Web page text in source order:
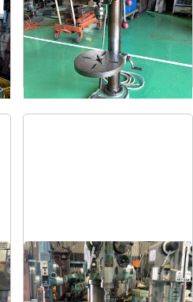
メーカー 吉良
形 式KRT-340
式-
直立ボール盤
メーカー 吉田